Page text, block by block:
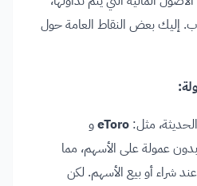
إليك بعض النقاط العامة حول
مثل: eToroو
بدون عمولة على الأسهم، مما
شراء أو بيع الأسهم. لكن